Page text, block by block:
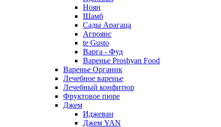
Ноян
Шамб
Сады Арагаца
Агроянс
te Gusto
Варга - Фуд
Варенье Proshyan Food
Варенье Органик
Лечебное варенье
Лечебный конфитюр
Фруктовое пюре
Джем
Иджеван
Джем YAN